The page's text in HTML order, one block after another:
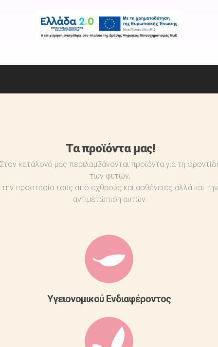
Tα προϊόντα μας!
κατάλογό μας περιλαμβάνονται προϊόντα για τη
των φυτών,
την προστασία τους από εχθρούς και ασθένειες αλλά και την
αντιμετώπιση αυτών.
Yγειονομικού Ενδιαφέροντος